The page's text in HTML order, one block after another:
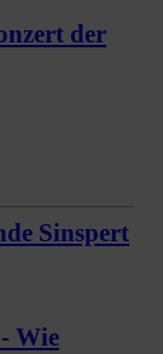
der
Sinspert
Wie